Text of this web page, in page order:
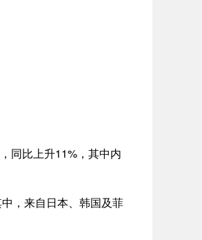
同比上升11%，其中内
，来自日本、韩国及菲